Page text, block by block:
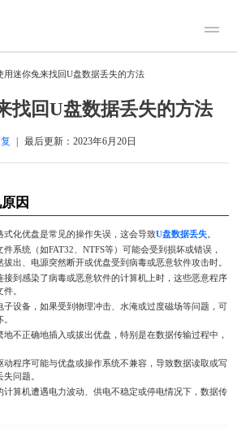
用迷你兔来找回U盘数据丢失的方法
找回U盘数据丢失的方法
最后更新： 2023年6月20日
因
式化优盘是常见的操作失误，这会导致U盘数据丢失
系统（如FAT32、NTFS等）可能会受到损坏或错误，
出、电源突然断开或优盘受到病毒或恶意软件攻击时。
接到感染了病毒或恶意软件的计算机上时，这些恶意程序
。
子设备，如果受到物理冲击、水淹或过度磁场等问题，可
不正确地插入或拔出优盘，特别是在数据传输过程中，
动程序可能与优盘或操作系统不兼容，导致数据读取或写
问题。
计算机遭遇电力波动、供电不稳定或停电情况下，数据传